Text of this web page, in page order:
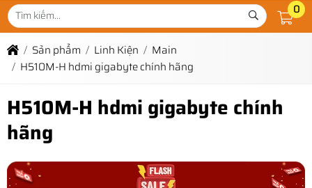
0
Sản phẩm Linh Kiện
Main
H510M-H hdmi gigabyte chính hãng
H510M-H hdmi gigabyte chính
hãng